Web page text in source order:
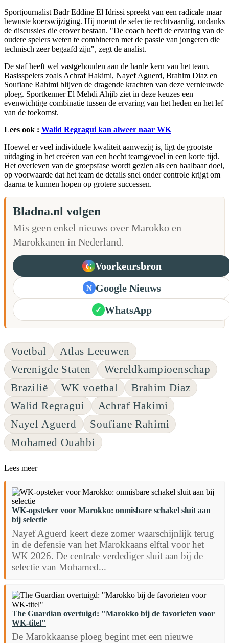
Sportjournalist Badr Eddine El Idrissi spreekt van een radicale maar
bewuste koerswijziging. Hij noemt de selectie rechtvaardig, ondanks
de discussies die erover bestaan. "De coach heeft de ervaring van de
oudere spelers weten te combineren met de passie van jongeren die
technisch zeer begaafd zijn", zegt de analist.
De staf heeft wel vastgehouden aan de harde kern van het team.
Basisspelers zoals Achraf Hakimi, Nayef Aguerd, Brahim Diaz en
Soufiane Rahimi blijven de dragende krachten van deze vernieuwde
ploeg. Sportkenner El Mehdi Ahjib ziet in deze keuzes een
evenwichtige combinatie tussen de ervaring van het heden en het lef
van de toekomst.
Lees ook : Walid Regragui kan alweer naar WK
Hoewel er veel individuele kwaliteit aanwezig is, ligt de grootste
uitdaging in het creëren van een hecht teamgevoel in een korte tijd.
Het overleven van de groepsfase wordt gezien als een haalbaar doel,
op voorwaarde dat het team de details snel onder controle krijgt om
daarna te kunnen hopen op grotere successen.
Bladna.nl volgen
Mis geen enkel nieuws over Marokko en
Marokkanen in Nederland.
G Voorkeursbron
N Google Nieuws
✓ WhatsApp
Voetbal
Atlas Leeuwen
Verenigde Staten
Wereldkampioenschap
Brazilië
WK voetbal
Brahim Diaz
Walid Regragui
Achraf Hakimi
Nayef Aguerd
Soufiane Rahimi
Mohamed Ouahbi
Lees meer
WK-opsteker voor Marokko: onmisbare schakel sluit aan
bij selectie
Nayef Aguerd keert deze zomer waarschijnlijk terug
in de defensie van het Marokkaans elftal voor het
WK 2026. De centrale verdediger sluit aan bij de
selectie van Mohamed...
The Guardian overtuigd: "Marokko bij de favorieten voor
WK-titel"
De Marokkaanse ploeg begint met een nieuwe